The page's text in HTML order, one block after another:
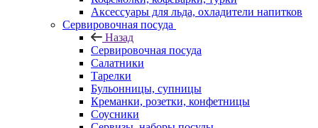
Аксессуары для льда, охладители напитков
Сервировочная посуда
Назад
Сервировочная посуда
Салатники
Тарелки
Бульонницы, супницы
Креманки, розетки, конфетницы
Соусники